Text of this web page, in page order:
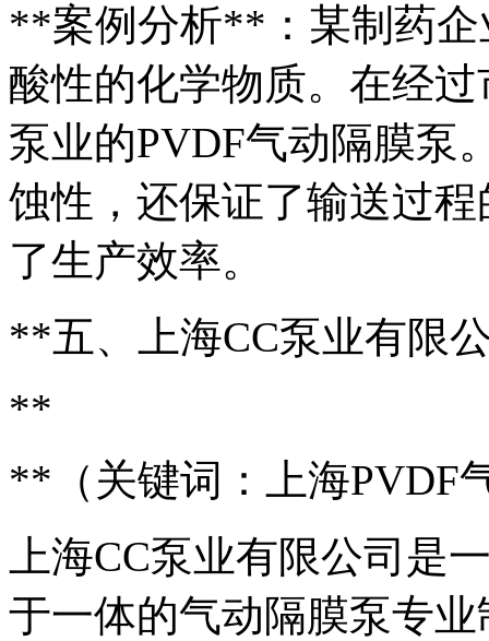
**案例分析**：某制药企
酸性的化学物质。在经
泵业的PVDF气动隔膜泵
蚀性，还保证了输送过
了生产效率。
**五、上海CC泵业有限
**
**（关键词：上海PVDF
上海CC泵业有限公司是
于一体的气动隔膜泵专